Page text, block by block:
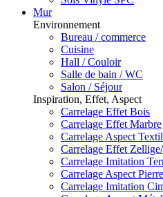
Mur
Environnement
Bureau / commerce
Cuisine
Hall / Couloir
Salle de bain / WC
Salon / Séjour
Inspiration, Effet, Aspect
Carrelage Effet Bois
Carrelage Effet Marbre
Carrelage Aspect
Carrelage Effet
Carrelage Imitation
Carrelage Aspect Pierre
Carrelage Imitation